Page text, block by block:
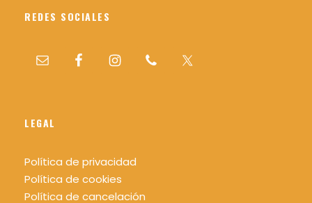
REDES SOCIALES
LEGAL
Política de privacidad
Política de cookies
Política de cancelación